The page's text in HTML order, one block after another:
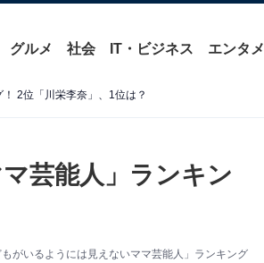
グルメ 社会 IT・ビジネス エンタメ
2位「川栄李奈」、1位は？
芸能人」ランキン
がいるようには見えないママ芸能人」ランキング